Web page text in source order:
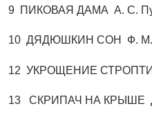
9 ПИКОВАЯ ДАМА А. С.
10 ДЯДЮШКИН СОН Ф. М.
12 УКРОЩЕНИЕ
13 СКРИПАЧ НА КРЫШЕ